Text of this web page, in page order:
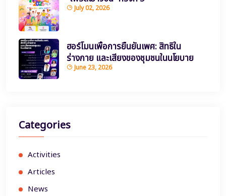
July 02, 2026
ฮอร์โมนเพื่อการยืนยันเพศ: สิทธิใน
ร่างกาย และเสียงของชุมชนในนโยบาย
June 23, 2026
Categories
Activities
Articles
News